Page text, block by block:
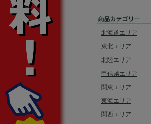
北海道エリア
東北エリア
北陸エリア
甲信越エリア
関東エリア
東海エリア
関西エリア